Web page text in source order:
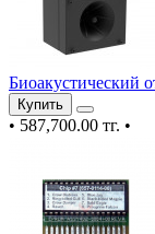
Биоакустический
Купить
• 587,700.00 тг. •